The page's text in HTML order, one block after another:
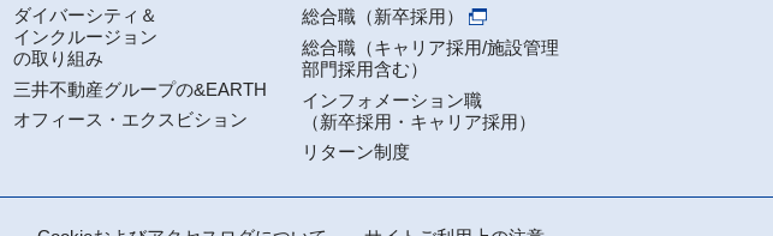
ダイバーシティ＆
インクルージョン
の取り組み
三井不動産グループの&EARTH
オフィース・エクスビション
総合職（新卒採用）
総合職（キャリア採用/施設管理
部門採用含む）
インフォメーション職
（新卒採用・キャリア採用）
リターン制度